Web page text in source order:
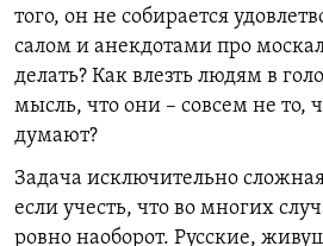
того, он не собирается
салом и анекдотами про
делать? Как влезть людям в
мысль, что они – совсем не то,
думают?
Задача исключительно
если учесть, что во многих
ровно наоборот. Русские,